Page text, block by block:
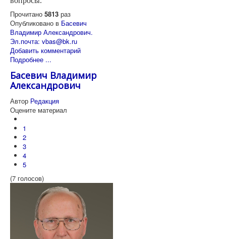
Прочитано 5813 раз
Опубликовано в Басевич
Владимир Александрович.
Эл.почта: vbas@bk.ru
Добавить комментарий
Подробнее ...
Басевич Владимир
Александрович
Автор Редакция
Оцените материал
1
2
3
4
5
(7 голосов)